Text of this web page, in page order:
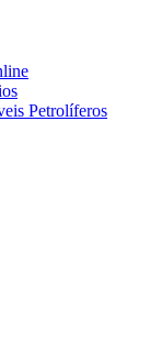
Petrolíferos